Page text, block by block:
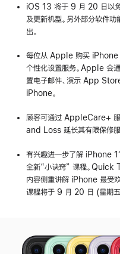
iOS 13 将于 9 月 20 日以
及更新机型。另外部分软件
出。
每位从 Apple 购买 iPhone
个性化设置服务。Apple 会
置电子邮件、演示 App
iPhone。
顾客可通过 AppleCare+
and Loss 延长其有限保修服
有兴趣进一步了解 iPhone
全新“小诀窍” 课程。Quick
内容侧重讲解 iPhone 最受
课程将于 9 月 20 日 (星期五